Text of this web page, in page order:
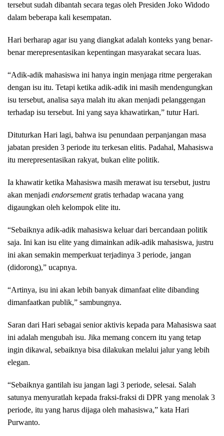
tersebut sudah dibantah secara tegas oleh Presiden Joko Widodo
dalam beberapa kali kesempatan.
Hari berharap agar isu yang diangkat adalah konteks yang benar-
benar merepresentasikan kepentingan masyarakat secara luas.
“Adik-adik mahasiswa ini hanya ingin menjaga ritme pergerakan
dengan isu itu. Tetapi ketika adik-adik ini masih mendengungkan
isu tersebut, analisa saya malah itu akan menjadi pelanggengan
terhadap isu tersebut. Ini yang saya khawatirkan,” tutur Hari.
Dituturkan Hari lagi, bahwa isu penundaan perpanjangan masa
jabatan presiden 3 periode itu terkesan elitis. Padahal, Mahasiswa
itu merepresentasikan rakyat, bukan elite politik.
Ia khawatir ketika Mahasiswa masih merawat isu tersebut, justru
akan menjadi endorsementgratis terhadap wacana yang
digaungkan oleh kelompok elite itu.
“Sebaiknya adik-adik mahasiswa keluar dari bercandaan politik
saja. Ini kan isu elite yang dimainkan adik-adik mahasiswa, justru
ini akan semakin memperkuat terjadinya 3 periode, jangan
(didorong),” ucapnya.
“Artinya, isu ini akan lebih banyak dimanfaat elite dibanding
dimanfaatkan publik,” sambungnya.
Saran dari Hari sebagai senior aktivis kepada para Mahasiswa saat
ini adalah mengubah isu. Jika memang concern itu yang tetap
ingin dikawal, sebaiknya bisa dilakukan melalui jalur yang lebih
elegan.
“Sebaiknya gantilah isu jangan lagi 3 periode, selesai. Salah
satunya menyuratlah kepada fraksi-fraksi di DPR yang menolak 3
periode, itu yang harus dijaga oleh mahasiswa,” kata Hari
Purwanto.